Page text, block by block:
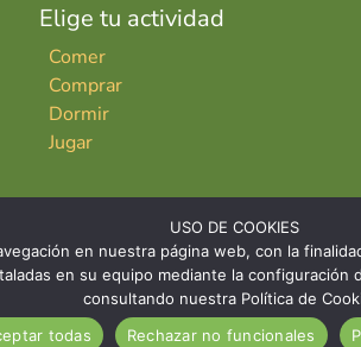
Elige tu actividad
Comer
Comprar
Dormir
Jugar
INICIO
USO DE COOKIES
en nuestra página web, con la
en su equipo mediante la
consultando nuestra Política de
todas
Rechazar no funcionales